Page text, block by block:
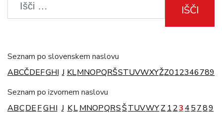
IŠČI
Seznam po slovenskem naslovu
ABCČDEFGHI J KLMNOPQRŠSTUVWXYŽZ012346789
Seznam po izvornem naslovu
ABCDEFGHI J KLMNOPQRSŠTUVWYZ 1 2345789